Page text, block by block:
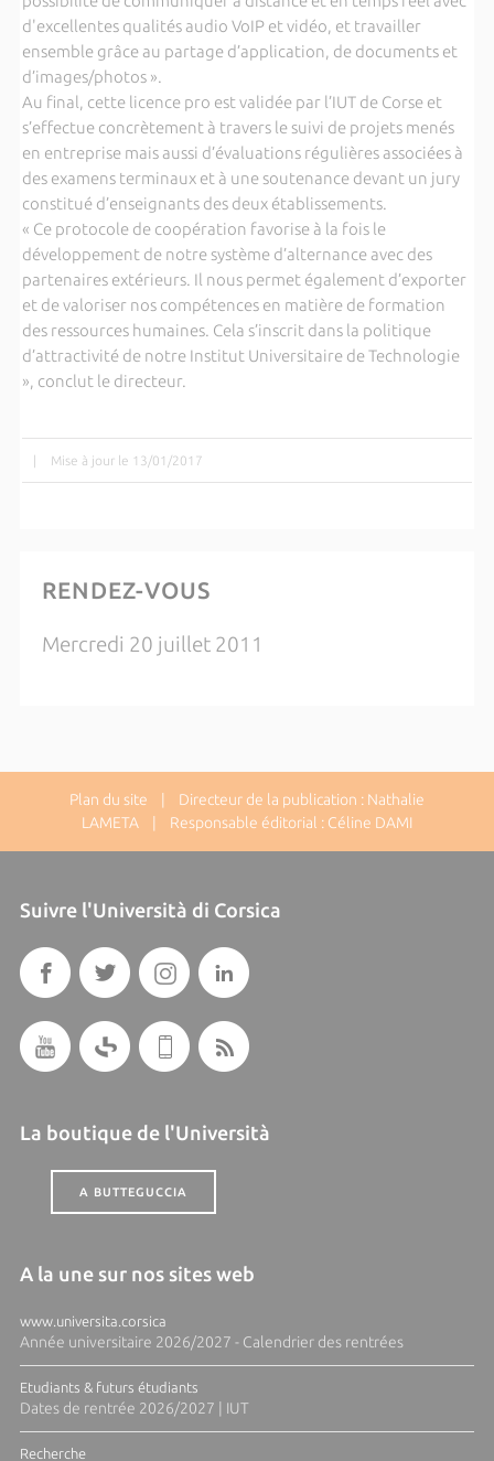
d'excellentes qualités audio VoIP et vidéo, et travailler
ensemble grâce au partage d’application, de documents et
d’images/photos ».
Au final, cette licence pro est validée par l’IUT de Corse et
s’effectue concrètement à travers le suivi de projets menés
en entreprise mais aussi d’évaluations régulières associées à
des examens terminaux et à une soutenance devant un jury
constitué d’enseignants des deux établissements.
« Ce protocole de coopération favorise à la fois le
développement de notre système d’alternance avec des
partenaires extérieurs. Il nous permet également d’exporter
et de valoriser nos compétences en matière de formation
des ressources humaines. Cela s’inscrit dans la politique
d’attractivité de notre Institut Universitaire de Technologie
», conclut le directeur.
| Mise à jour le 13/01/2017
RENDEZ-VOUS
Mercredi 20 juillet 2011
Plan du site | Directeur de la publication : Nathalie
LAMETA | Responsable éditorial : Céline DAMI
Suivre l'Università di Corsica
La boutique de l'Università
A BUTTEGUCCIA
A la une sur nos sites web
www.universita.corsica
Année universitaire 2026/2027 - Calendrier des rentrées
Etudiants & futurs étudiants
Dates de rentrée 2026/2027 | IUT
Recherche